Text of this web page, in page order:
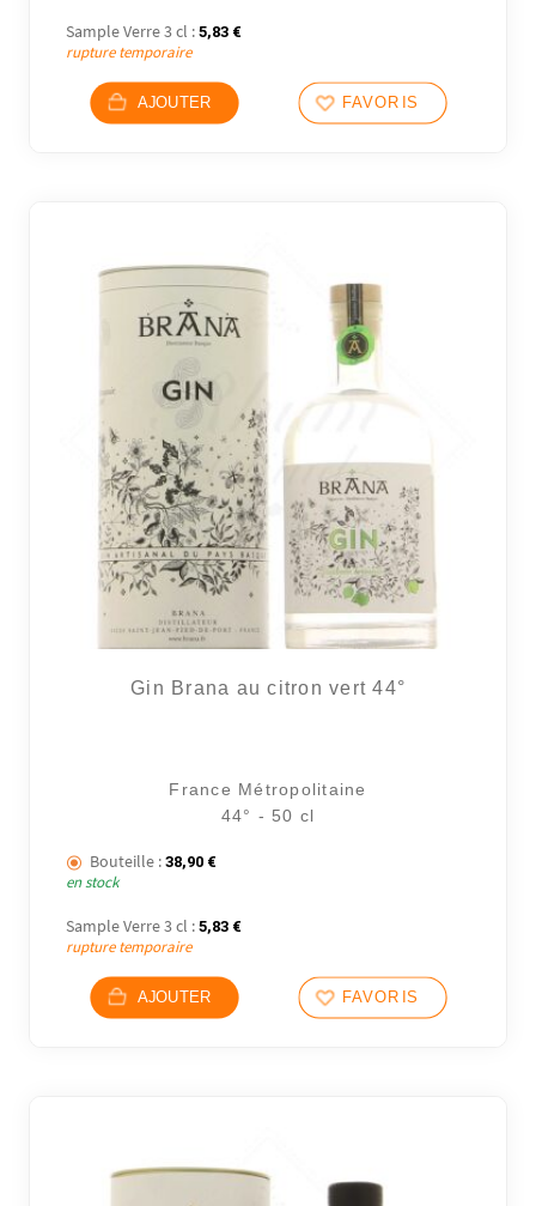
Sample Verre 3 cl : 5,83 €
rupture temporaire
AJOUTER FAVORIS
Gin Brana au citron vert 44°
France Métropolitaine
44° - 50 cl
Bouteille : 38,90 €
en stock
Sample Verre 3 cl : 5,83 €
rupture temporaire
AJOUTER FAVORIS